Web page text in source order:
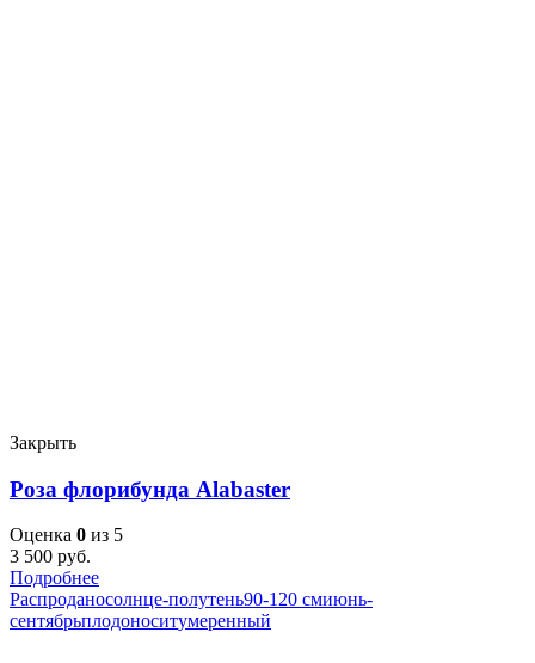
Закрыть
Роза флорибунда Alabaster
Оценка 0 из 5
3 500 руб.
Подробнее
Распроданосолнце-полутень90-120 смиюнь-
сентябрьплодоноситумеренный